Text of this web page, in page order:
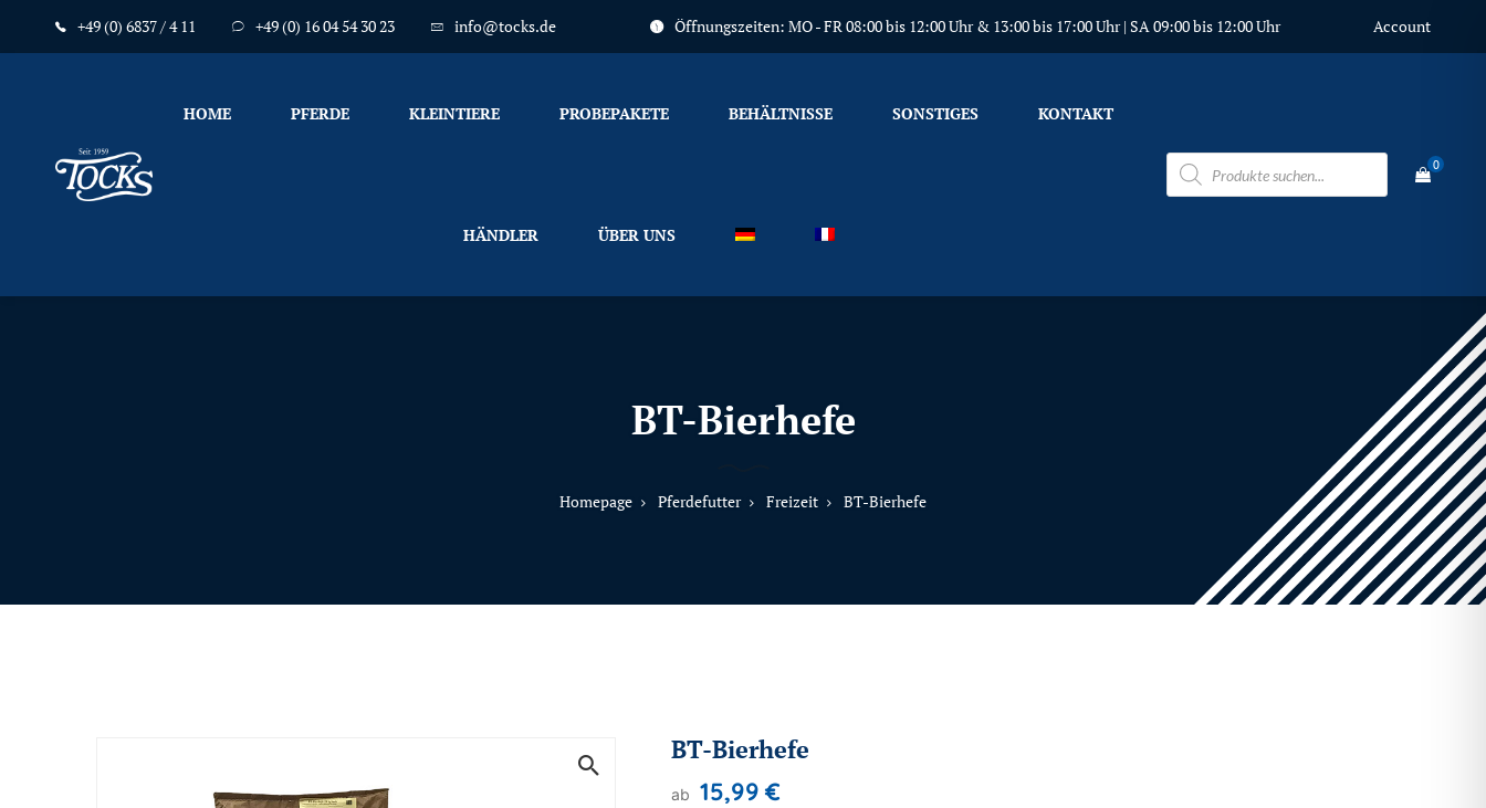
+49 (0) 6837 / 4 11 +49 (0) 16 04 54 30 23 info@tocks.de Öffnungszeiten: MO - FR 08:00 bis 12:00 Uhr & 13:00 bis 17:00 Uhr | SA 09:00 bis 12:00 Uhr Account
mögen
HOME PFERDE KLEINTIERE PROBEPAKETE BEHÄLTNISSE SONSTIGES KONTAKT
HÄNDLER ÜBER UNS
Products
search
0
BT-Bierhefe
Homepage Pferdefutter Freizeit BT-Bierhefe
BT-Bierhefe
ab 15,99 €